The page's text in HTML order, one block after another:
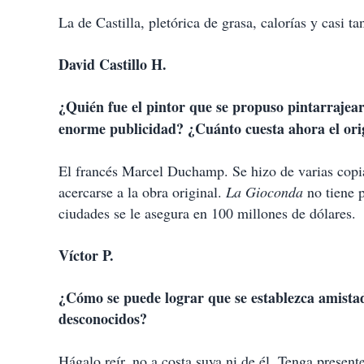
La de Castilla, pletórica de grasa, calorías y casi
David Castillo H.
¿Quién fue el pintor que se propuso
enorme publicidad? ¿Cuánto cuesta ahora el
El francés Marcel Duchamp. Se hizo de varias
acercarse a la obra original. La Gioconda no tiene
ciudades se le asegura en 100 millones de dólares.
Víctor P.
¿Cómo se puede lograr que se establezca
desconocidos?